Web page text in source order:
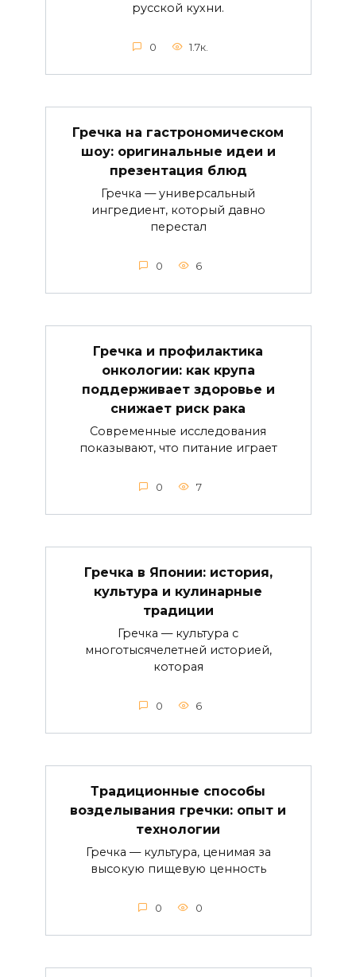
русской кухни.
0 1.7к.
Гречка на гастрономическом
шоу: оригинальные идеи и
презентация блюд
Гречка — универсальный
ингредиент, который давно
перестал
0 6
Гречка и профилактика
онкологии: как крупа
поддерживает здоровье и
снижает риск рака
Современные исследования
показывают, что питание играет
0 7
Гречка в Японии: история,
культура и кулинарные
традиции
Гречка — культура с
многотысячелетней историей,
которая
0 6
Традиционные способы
возделывания гречки: опыт и
технологии
Гречка — культура, ценимая за
высокую пищевую ценность
0 0